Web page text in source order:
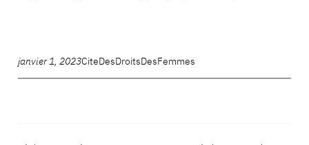
janvier 1, 2023CiteDesDroitsDesFemmes